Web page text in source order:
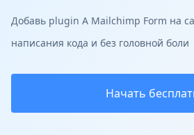
Добавь plugin A Mailchimp Form на
написания кода и без головной боли
Начать